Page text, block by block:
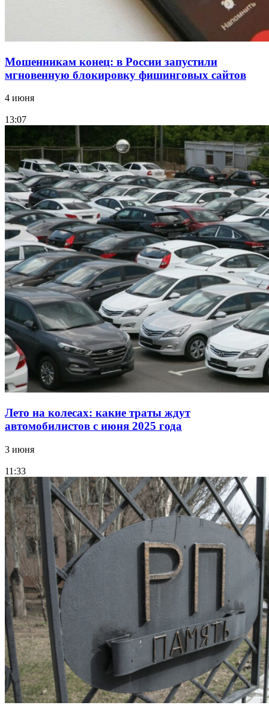
Мошенникам конец: в России запустили
мгновенную блокировку фишинговых сайтов
4 июня
13:07
Лето на колесах: какие траты ждут
автомобилистов с июня 2025 года
3 июня
11:33